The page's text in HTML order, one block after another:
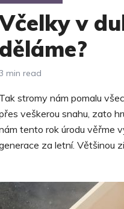
v
děláme?
min read
Tak stromy nám pomalu
veškerou snahu, zato
tento rok úrodu věřme
za letní. Většinou